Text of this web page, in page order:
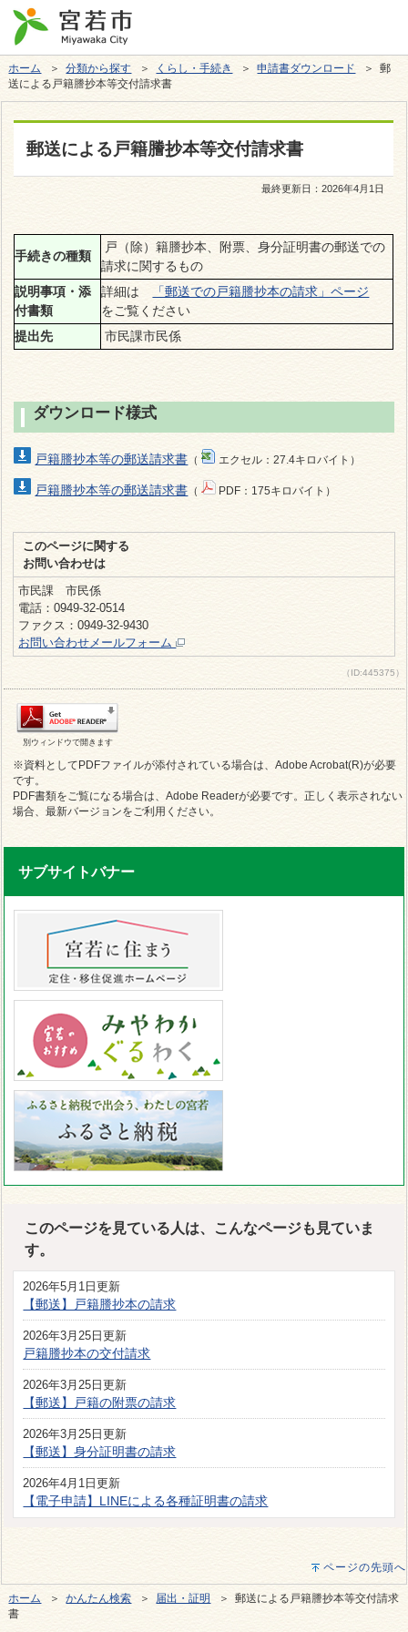
ホーム ＞分類から探す ＞ くらし・手続き ＞申請書ダウンロード
＞ 郵
送による戸籍謄抄本等交付請求書
郵送による戸籍謄抄本等交付請求書
最終更新日：2026年4月1日
手続きの種類
戸（除）籍謄抄本、附票、身分証明書の郵送での
請求に関するもの
説明事項・添
付書類
詳細は
「郵送での戸籍謄抄本の請求」ページ
をご覧ください
提出先
市民課市民係
ダウンロード様式
戸籍謄抄本等の郵送請求書 （ エクセル：27.4キロバイト）
戸籍謄抄本等の郵送請求書 （ PDF：175キロバイト）
このページに関する
お問い合わせは
市民課 市民係
電話：0949-32-0514
ファクス：0949-32-9430
お問い合わせメールフォーム
（ID:445375）
別ウィンドウで開きます
※資料としてPDFファイルが添付されている場合は、Adobe Acrobat(R)が必要
です。
PDF書類をご覧になる場合は、Adobe Readerが必要です。正しく表示されない
場合、最新バージョンをご利用ください。
サブサイトバナー
このページを見ている人は、こんなページも見ていま
す。
2026年5月1日更新
【郵送】戸籍謄抄本の請求
2026年3月25日更新
戸籍謄抄本の交付請求
2026年3月25日更新
【郵送】戸籍の附票の請求
2026年3月25日更新
【郵送】身分証明書の請求
2026年4月1日更新
【電子申請】LINEによる各種証明書の請求
ページの先頭へ
ホーム ＞かんたん検索 ＞ 届出・証明
＞ 郵送による戸籍謄抄本等交付請求
書